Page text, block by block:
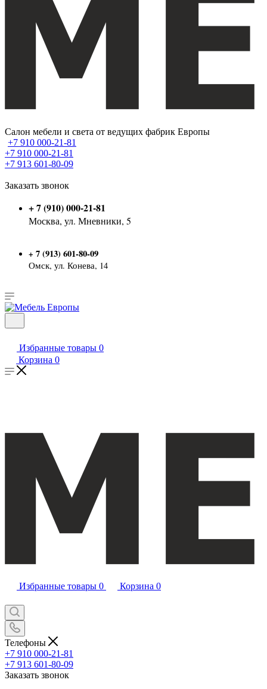
Салон мебели и света от ведущих фабрик Европы
+7 910 000-21-81
+7 910 000-21-81
+7 913 601-80-09
Заказать звонок
+ 7 (910) 000-21-81
Москва, ул. Мневники, 5
+ 7 (913) 601-80-09
Омск, ул. Конева, 14
Избранные товары 0
Корзина 0
Избранные товары 0 Корзина 0
Телефоны
+7 910 000-21-81
+7 913 601-80-09
Заказать звонок